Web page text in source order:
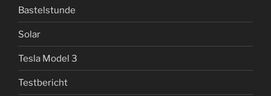
Bastelstunde
Solar
Tesla Model 3
Testbericht